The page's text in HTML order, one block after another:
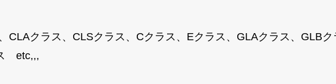
CLAクラス、CLSクラス、Cクラス、Eクラス、GLAクラス、GLB
etc,,,